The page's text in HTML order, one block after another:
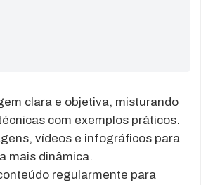
clara e objetiva, misturando
com exemplos práticos.
vídeos e infográficos para
mais dinâmica.
regularmente para